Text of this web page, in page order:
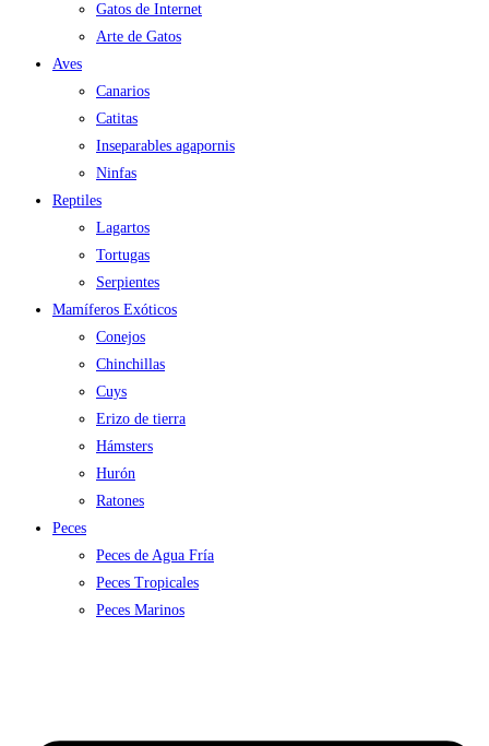
Gatos de Internet
Arte de Gatos
Aves
Canarios
Catitas
Inseparables agapornis
Ninfas
Reptiles
Lagartos
Tortugas
Serpientes
Mamíferos Exóticos
Conejos
Chinchillas
Cuys
Erizo de tierra
Hámsters
Hurón
Ratones
Peces
Peces de Agua Fría
Peces Tropicales
Peces Marinos